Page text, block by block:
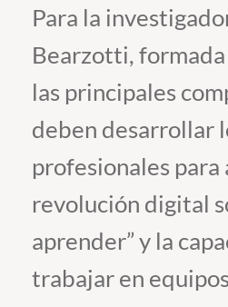
Admisión
Pregrado
Postgrado
Formación Continua
Estudiantes
Académicos
Funcionarios
Para la
Bearzotti,
las principales
deben desarrollar
profesionales para
revolución digital
aprender” y la
trabajar en equipos